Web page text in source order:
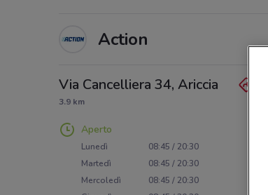
Action
Via Cancelliera 34, Ariccia
3.9 km
Aperto
Lunedì
08:45 / 20:30
Martedì
08:45 / 20:30
Mercoledì
08:45 / 20:30